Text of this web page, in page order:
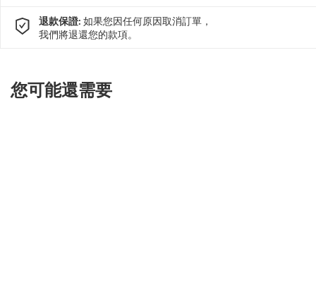
退款保證: 如果您因任何原因取消訂單，
我們將退還您的款項。
您可能還需要